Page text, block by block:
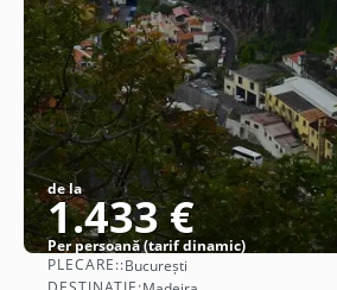
de la
1.433 €
Per persoană (tarif dinamic)
PLECARE::București